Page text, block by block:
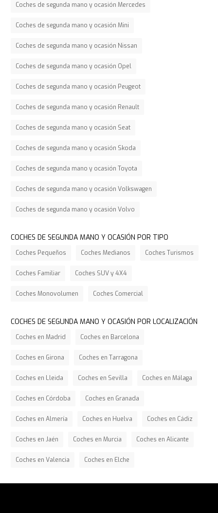
Coches de segunda mano y ocasión Mercedes
Coches de segunda mano y ocasión Mini
Coches de segunda mano y ocasión Nissan
Coches de segunda mano y ocasión Opel
Coches de segunda mano y ocasión Peugeot
Coches de segunda mano y ocasión Renault
Coches de segunda mano y ocasión Seat
Coches de segunda mano y ocasión Skoda
Coches de segunda mano y ocasión Toyota
Coches de segunda mano y ocasión Volkswagen
Coches de segunda mano y ocasión Volvo
COCHES DE SEGUNDA MANO Y OCASIÓN POR TIPO
Coches Pequeños Coches Medianos Coches Turismos
Coches Familiar Coches SUV y 4X4
Coches Monovolumen Coches Comercial
COCHES DE SEGUNDA MANO Y OCASIÓN POR LOCALIZACIÓN
Coches en Madrid Coches en Barcelona
Coches en Girona Coches en Tarragona
Coches en Lleida Coches en Sevilla Coches en Málaga
Coches en Córdoba Coches en Granada
Coches en Almería Coches en Huelva Coches en Cádiz
Coches en Jaén Coches en Murcia Coches en Alicante
Coches en Valencia Coches en Elche